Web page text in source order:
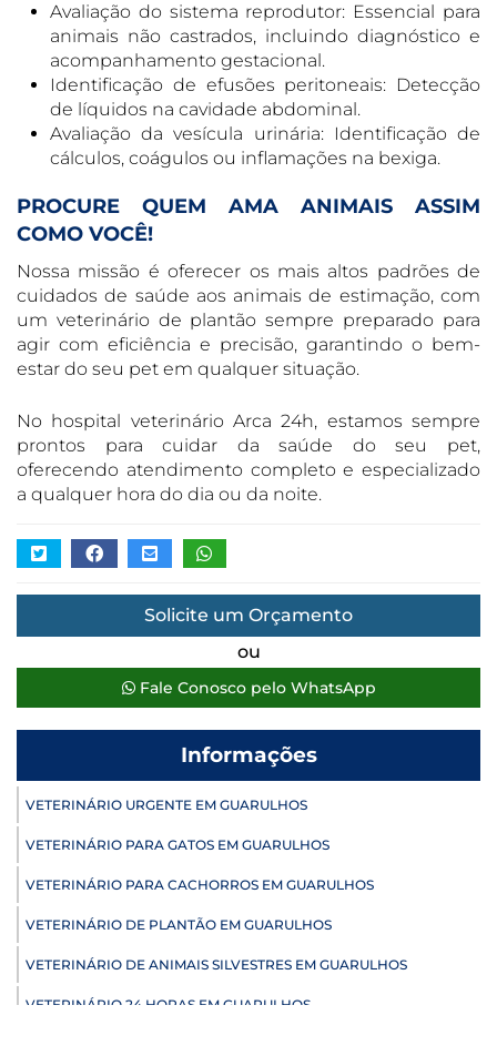
Avaliação do sistema reprodutor: Essencial para
animais não castrados, incluindo diagnóstico e
acompanhamento gestacional.
Identificação de efusões peritoneais: Detecção
de líquidos na cavidade abdominal.
Avaliação da vesícula urinária: Identificação de
cálculos, coágulos ou inflamações na bexiga.
PROCURE QUEM AMA ANIMAIS ASSIM
COMO VOCÊ!
Nossa missão é oferecer os mais altos padrões de
cuidados de saúde aos animais de estimação, com
um veterinário de plantão sempre preparado para
agir com eficiência e precisão, garantindo o bem-
estar do seu pet em qualquer situação.
No hospital veterinário Arca 24h, estamos sempre
prontos para cuidar da saúde do seu pet,
oferecendo atendimento completo e especializado
a qualquer hora do dia ou da noite.
Solicite um Orçamento
ou
Fale Conosco pelo WhatsApp
Informações
VETERINÁRIO URGENTE EM GUARULHOS
VETERINÁRIO PARA GATOS EM GUARULHOS
VETERINÁRIO PARA CACHORROS EM GUARULHOS
VETERINÁRIO DE PLANTÃO EM GUARULHOS
VETERINÁRIO DE ANIMAIS SILVESTRES EM GUARULHOS
VETERINÁRIO 24 HORAS EM GUARULHOS